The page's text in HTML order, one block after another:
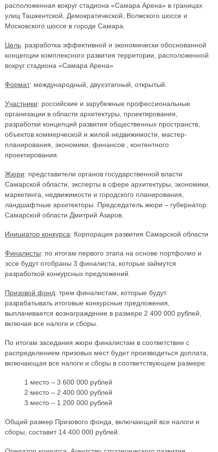
расположенная вокруг стадиона «Самара Арена» в границах
улиц Ташкентской, Демократической, Волжского шоссе и
Московского шоссе в городе Самара.
Цель: разработка эффективной и экономически обоснованной
концепции комплексного развития территории, расположенной
вокруг стадиона «Самара Арена»
Формат: международный, двухэтапный, открытый.
Участники: российские и зарубежные профессиональные
организации в области архитектуры, проектирования,
разработки концепций развития общественных пространств,
объектов коммерческой и жилой недвижимости, мастер-
планирования, экономики, финансов , контентного
проектирования.
Жюри: представители органов государственной власти
Самарской области, эксперты в сфере архитектуры, экономики,
маркетинга, недвижимости и городского планирования,
ландшафтные архитекторы. Председатель жюри – губернатор
Самарской области Дмитрий Азаров.
Инициатор конкурса: Корпорация развития Самарской области
Финалисты: по итогам первого этапа на основе портфолио и
эссе будут отобраны 3 финалиста, которые займутся
разработкой конкурсных предложений.
Призовой фонд: трем финалистам, которые будут
разрабатывать итоговые конкурсные предложения,
выплачивается вознаграждение в размере 2 400 000 рублей,
включая все налоги и сборы.
По итогам заседания жюри финалистам в соответствии с
распределением призовых мест будет производиться доплата,
включающая все налоги и сборы в соответствующем размере:
1 место – 3 600 000 рублей
2 место – 2 400 000 рублей
3 место – 1 200 000 рублей
Общий размер Призового фонда, включающий все налоги и
сборы, составит 14 400 000 рублей.